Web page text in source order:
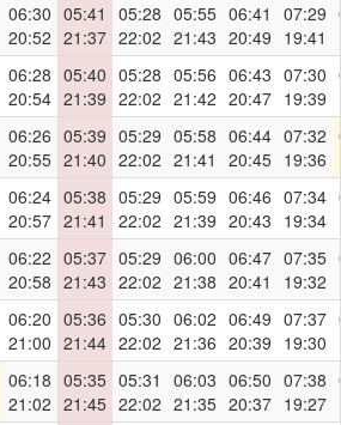
06:30
20:52
05:41
21:37
05:28
22:02
05:55
21:43
06:41
20:49
07:29
19:41
06:28
20:54
05:40
21:39
05:28
22:02
05:56
21:42
06:43
20:47
07:30
19:39
06:26
20:55
05:39
21:40
05:29
22:02
05:58
21:41
06:44
20:45
07:32
19:36
06:24
20:57
05:38
21:41
05:29
22:02
05:59
21:39
06:46
20:43
07:34
19:34
06:22
20:58
05:37
21:43
05:29
22:02
06:00
21:38
06:47
20:41
07:35
19:32
06:20
21:00
05:36
21:44
05:30
22:02
06:02
21:36
06:49
20:39
07:37
19:30
06:18
21:02
05:35
21:45
05:31
22:02
06:03
21:35
06:50
20:37
07:38
19:27